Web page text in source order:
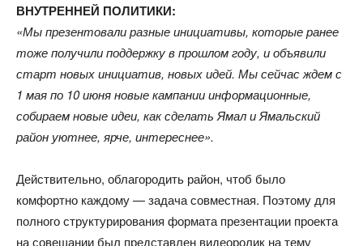
ВНУТРЕННЕЙ ПОЛИТИКИ:
«Мы презентовали разные инициативы, которые ранее
тоже получили поддержку в прошлом году, и объявили
старт новых инициатив, новых идей. Мы сейчас ждем с
1 мая по 10 июня новые кампании информационные,
собираем новые идеи, как сделать Ямал и Ямальский
район уютнее, ярче, интереснее».
Действительно, облагородить район, чтоб было
комфортно каждому — задача совместная. Поэтому для
полного структурирования формата презентации проекта
на совещании был представлен видеоролик на тему